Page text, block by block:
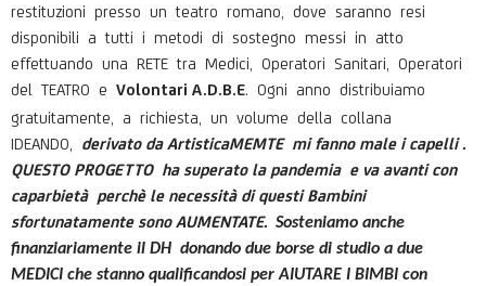
restituzioni presso un teatro romano, dove saranno resi
disponibili a tutti i metodi di sostegno messi in atto
effettuando una RETE tra Medici, Operatori Sanitari, Operatori
del TEATRO e Volontari A.D.B.E . Ogni anno distribuiamo
gratuitamente, a richiesta, un volume della collana
IDEANDO, derivato da ArtisticaMEMTE mi fanno male i capelli .
QUESTO PROGETTO ha superato la pandemia e va avanti con
caparbietà perchè le necessità di questi Bambini
sfortunatamente sono AUMENTATE. Sosteniamo anche
finanziariamente il DH donando due borse di studio a due
MEDICI che stanno qualificandosi per AIUTARE I BIMBI con